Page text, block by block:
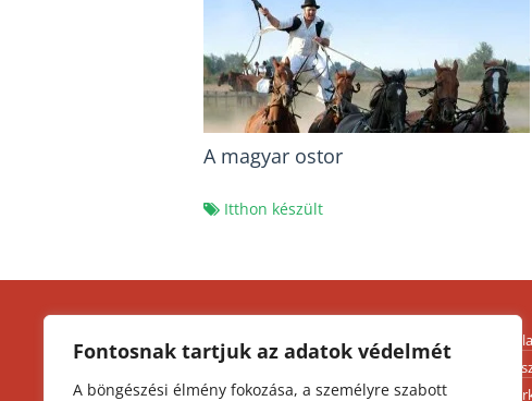
Fontosnak tartjuk az adatok védelmét
A böngészési élmény fokozása, a személyre szabott
A magyar ostor
Itthon készült
KEZDŐLAP
MAGYAR KONYHA